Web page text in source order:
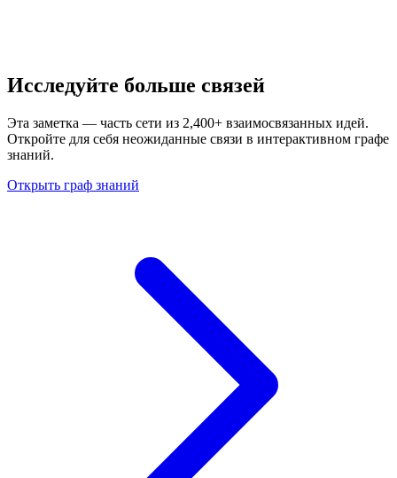
Исследуйте больше связей
Эта заметка — часть сети из 2,400+ взаимосвязанных идей.
Откройте для себя неожиданные связи в интерактивном графе
знаний.
Открыть граф знаний